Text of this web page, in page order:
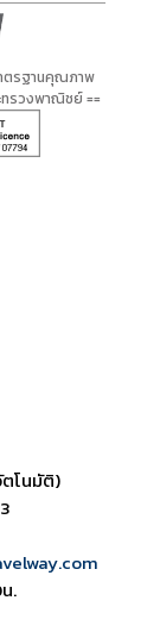
าตรฐานคุณภาพ
รวงพาณิชย์ ==
โนมัติ)
.